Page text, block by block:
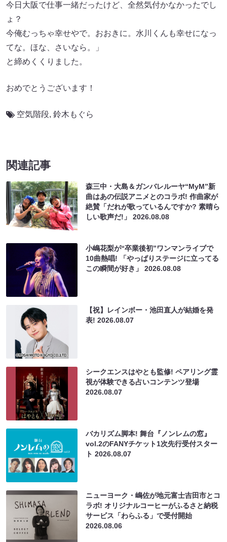
今日大阪で仕事一緒だったけど、全然気付かなかったでし
ょ？
今俺むっちゃ幸せやで。おおきに。水川くんも幸せになっ
てな。ほな、さいなら。」
と締めくくりました。
おめでとうございます！
空気階段, 鈴木もぐら
関連記事
森三中・大島＆ガンバレルーヤ“MyM”新
曲はあの伝説アニメとのコラボ! 作曲家が
絶賛「だれが歌っているんですか? 素晴ら
しい歌声だ!」2026.08.08
小嶋花梨が“卒業後初”ワンマンライブで
10曲熱唱! 「やっぱりステージに立ってる
この瞬間が好き」2026.08.08
【祝】レインボー・池田直人が結婚を発
表!2026.08.07
シークエンスはやとも監修! ペアリング霊
視が体験できる占いコンテンツ登場
2026.08.07
バカリズム脚本! 舞台『ノンレムの窓』
vol.2のFANYチケット1次先行受付スター
ト2026.08.07
ニューヨーク・嶋佐が地元富士吉田市とコ
ラボ! オリジナルコーヒーがふるさと納税
サービス「わらふる」で受付開始
2026.08.06